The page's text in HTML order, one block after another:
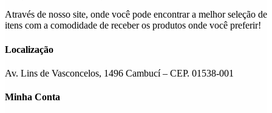
Através de nosso site, onde você pode encontrar a melhor seleção de
itens com a comodidade de receber os produtos onde você preferir!
Localização
Av. Lins de Vasconcelos, 1496 Cambucí – CEP. 01538-001
Minha Conta